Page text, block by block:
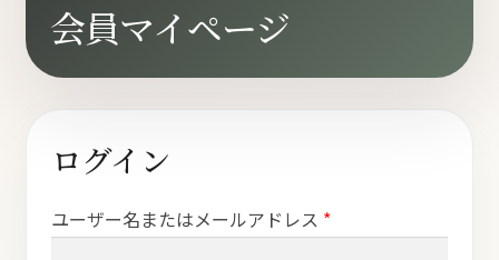
WEB
イ
テキーラ
ソトル 4
会員マイページ
ログイン
ユーザー名またはメールアドレス *必